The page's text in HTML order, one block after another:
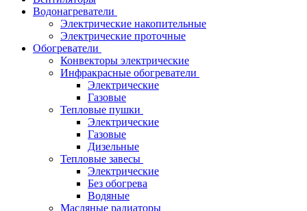
Водонагреватели
Электрические накопительные
Электрические проточные
Обогреватели
Конвекторы электрические
Инфракрасные обогреватели
Электрические
Газовые
Тепловые пушки
Электрические
Газовые
Дизельные
Тепловые завесы
Электрические
Без обогрева
Водяные
Масляные радиаторы